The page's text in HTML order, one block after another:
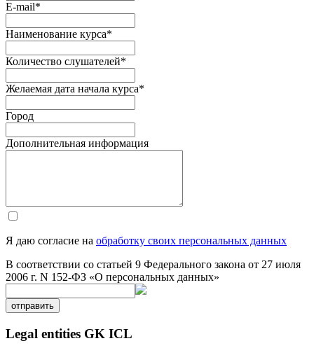
E-mail*
Наименование курса*
Количество слушателей*
Желаемая дата начала курса*
Город
Дополнительная информация
Я даю согласие на обработку своих персональных данных
В соответствии со статьей 9 Федерального закона от 27 июля
2006 г. N 152-ФЗ «О персональных данных»
отправить
Legal entities GK ICL